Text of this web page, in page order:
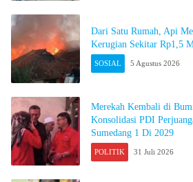
Dari Satu Rumah, Api
Kerugian Sekitar Rp1,5
SOSIAL 5 Agustus 2026
Merekah Kembali di
Konsolidasi PDI
Sumedang 1 Di 2029
POLITIK 31 Juli 2026